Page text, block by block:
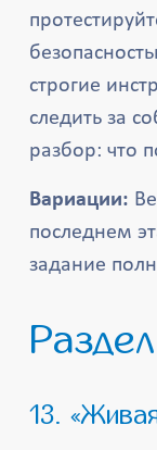
строгие
следить за
разбор: что
Вариации:
последнем
задание
13.